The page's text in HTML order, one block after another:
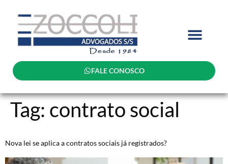
FALE CONOSCO
Tag: contrato social
Nova lei se aplica a contratos sociais já registrados?